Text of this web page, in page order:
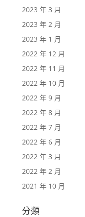
2023 年 3 月
2023 年 2 月
2023 年 1 月
2022 年 12 月
2022 年 11 月
2022 年 10 月
2022 年 9 月
2022 年 8 月
2022 年 7 月
2022 年 6 月
2022 年 3 月
2022 年 2 月
2021 年 10 月
分類